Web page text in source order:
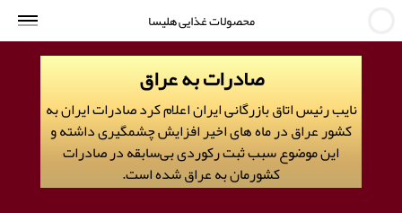
محصولات غذایی هلیسا
صادرات به عراق
نایب رئیس اتاق بازرگانی ایران اعلام کرد صادرات ایران به
کشور عراق در ماه های اخیر افزایش چشمگیری داشته و
این موضوع سبب ثبت رکوردی بی‌سابقه در صادرات
کشورمان به عراق شده است.